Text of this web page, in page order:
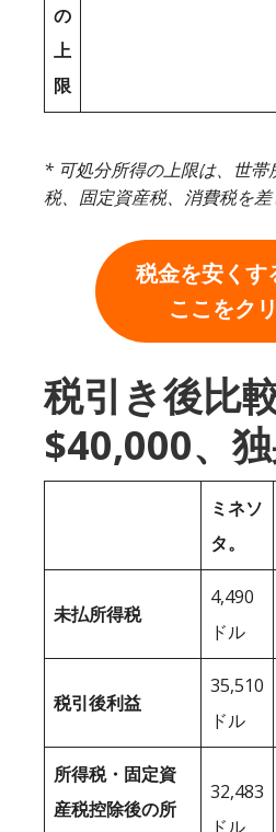
の
上
限
* 可処分所得の上限は、世帯
税、固定資産税、消費税を差
税金を安くす
ここをク
税引き後比
$40,000、
ミネソ
タ。
未払所得税
4,490
ドル
税引後利益
35,510
ドル
所得税・固定資
産税控除後の所
32,483
ドル